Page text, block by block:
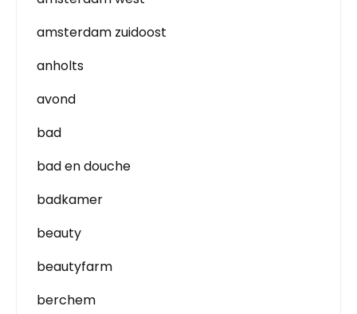
amsterdam zuidoost
anholts
avond
bad
bad en douche
badkamer
beauty
beautyfarm
berchem